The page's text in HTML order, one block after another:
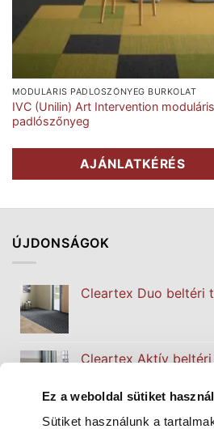
Ez a weboldal sütiket használ
Sütiket használunk a
MODULÁRIS PADLÓSZŐNYEG BURKOLAT
IVC (Unilin) Art Intervention moduláris
padlószőnyeg
AJÁNLATKÉRÉS
ÚJDONSÁGOK
Cleartex Duo beltéri
Cleartex Aktív
Cleartex Classic